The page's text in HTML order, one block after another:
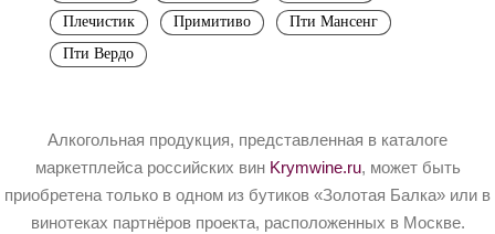
Плечистик
Примитиво
Пти Мансенг
Пти Вердо
Алкогольная продукция, представленная в каталоге
маркетплейса российских вин Krymwine.ru, может быть
приобретена только в одном из бутиков «Золотая Балка» или в
винотеках партнёров проекта, расположенных в Москве.